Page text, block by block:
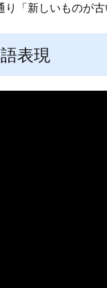
「新しいものが
表現